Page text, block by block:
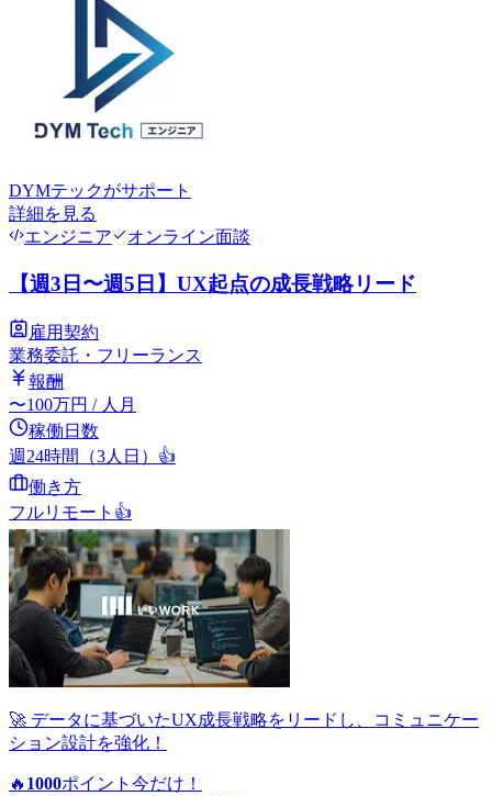
DYMテックがサポート
詳細を見る
エンジニア
オンライン面談
【週3日〜週5日】UX起点の成長戦略リード
雇用契約
業務委託・フリーランス
報酬
〜100万円 / 人月
稼働日数
週24時間（3人日） 👍
働き方
フルリモート 👍
🚀 データに基づいたUX成長戦略をリードし、コミュニケー
ション設計を強化！
🔥 1000ポイント 今だけ！